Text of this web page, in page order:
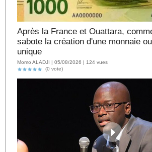
Après la France et Ouattara,
sabote la création d'une monnaie
unique
Momo ALADJI | 05/08/2026 | 124 vues
(0 vote)